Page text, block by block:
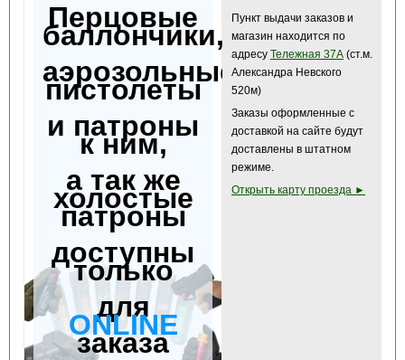
Перцовые
баллончики,
аэрозольные
пистолеты
и патроны
к ним,
а так же
холостые
патроны
доступны
только
для
ONLINE
заказа
Пункт выдачи заказов и
магазин находится по
адресу Тележная 37А (ст.м.
Александра Невского
520м)
Заказы оформленные с
доставкой на сайте будут
доставлены в штатном
режиме.
Открыть карту проезда ►